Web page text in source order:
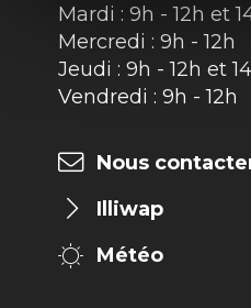
Mardi : 9h - 12h et
Mercredi : 9h - 12h
Jeudi : 9h - 12h et
Vendredi : 9h - 12h
Nous
Illiwap
Météo